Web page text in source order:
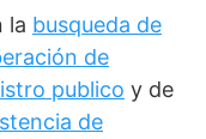
la busqueda de
de
publico y de
de